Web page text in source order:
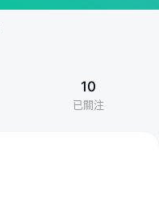
10
已關注